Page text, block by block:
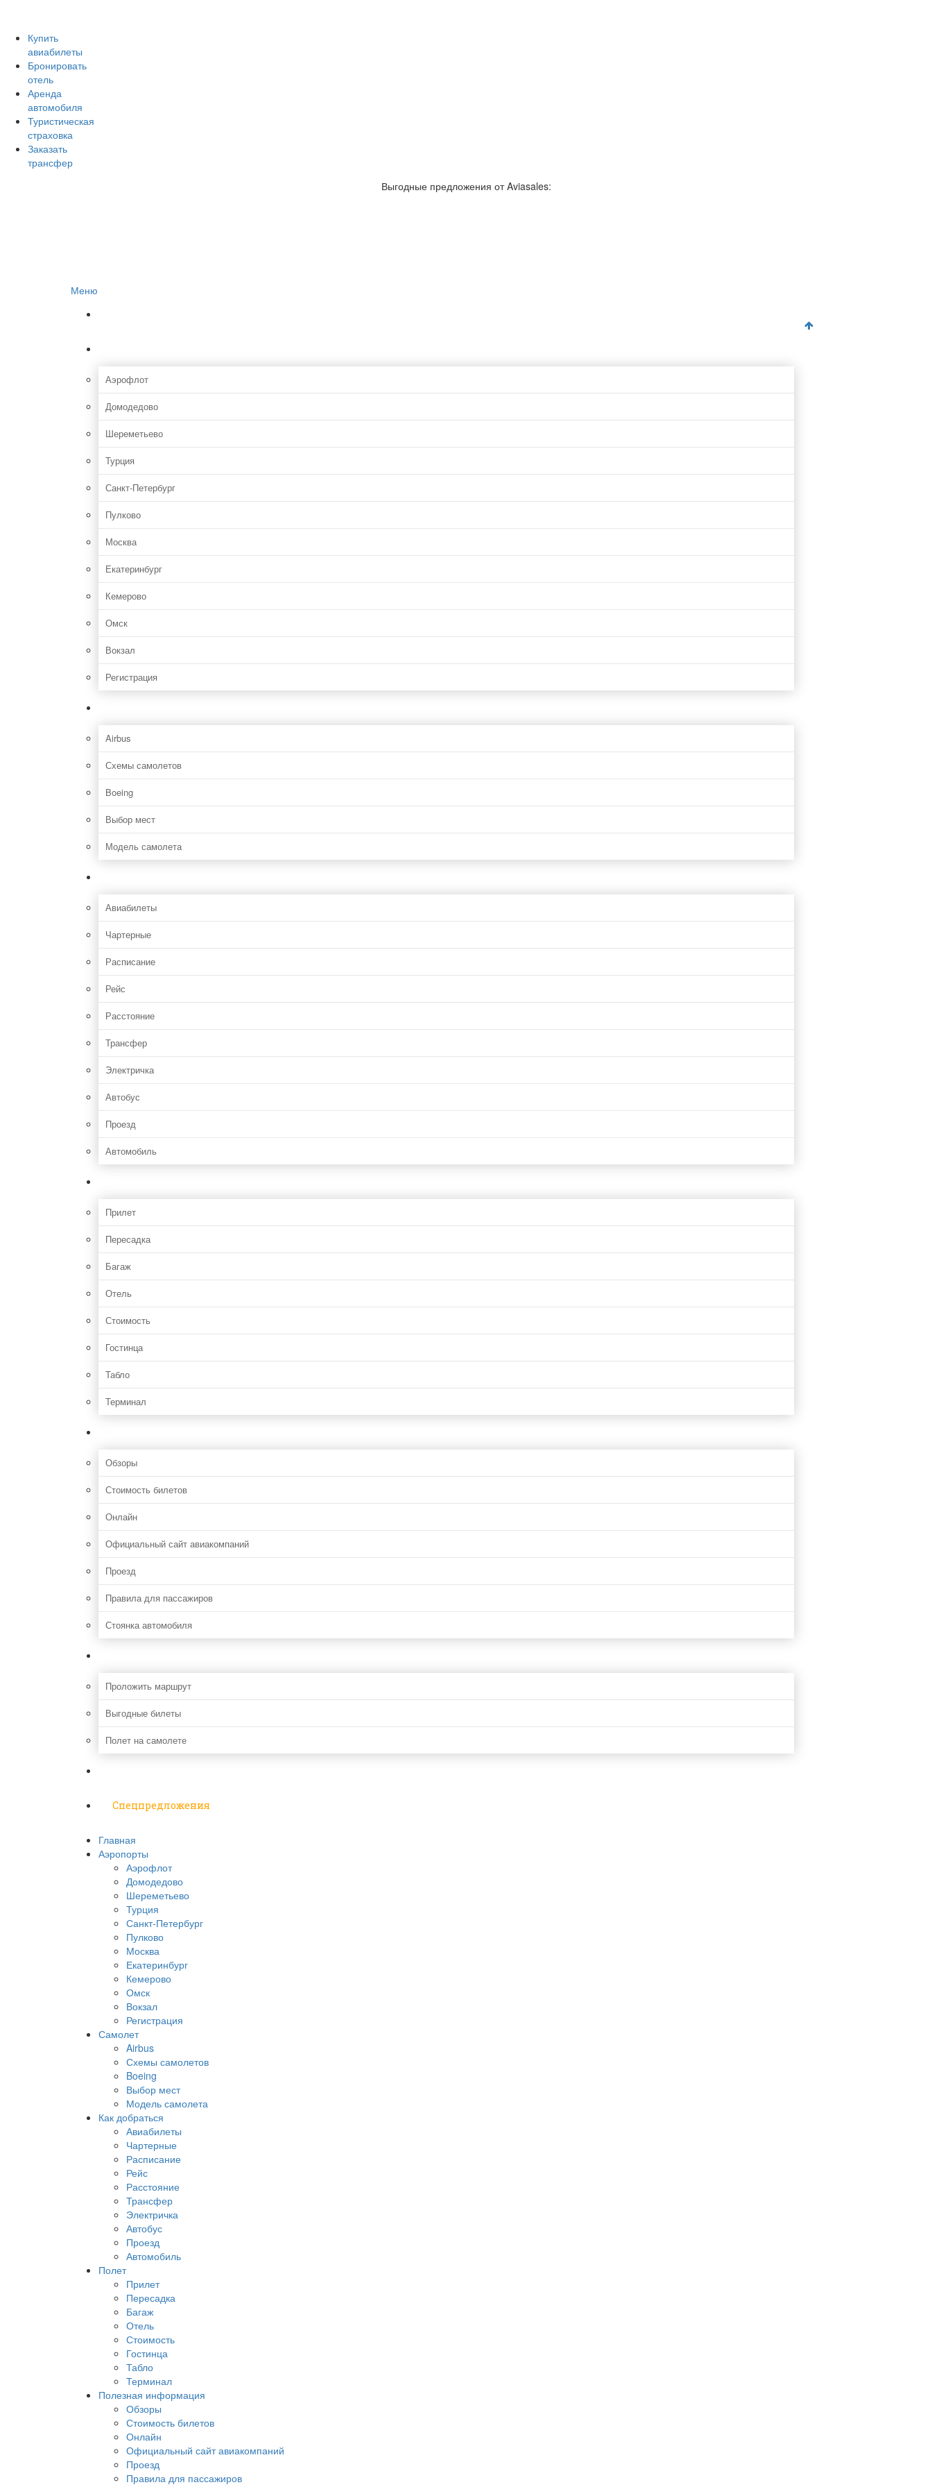
Купить
авиабилеты
Бронировать
отель
Аренда
автомобиля
Туристическая
страховка
Заказать
трансфер
Выгодные предложения от Aviasales:
Меню
Аэрофлот
Домодедово
Шереметьево
Турция
Санкт-Петербург
Пулково
Москва
Екатеринбург
Кемерово
Омск
Вокзал
Регистрация
Airbus
Схемы самолетов
Boeing
Выбор мест
Модель самолета
Авиабилеты
Чартерные
Расписание
Рейс
Расстояние
Трансфер
Электричка
Автобус
Проезд
Автомобиль
Прилет
Пересадка
Багаж
Отель
Стоимость
Гостинца
Табло
Терминал
Обзоры
Стоимость билетов
Онлайн
Официальный сайт авиакомпаний
Проезд
Правила для пассажиров
Стоянка автомобиля
Проложить маршрут
Выгодные билеты
Полет на самолете
Спецпредложения
Главная
Аэропорты
Аэрофлот
Домодедово
Шереметьево
Турция
Санкт-Петербург
Пулково
Москва
Екатеринбург
Кемерово
Омск
Вокзал
Регистрация
Самолет
Airbus
Схемы самолетов
Boeing
Выбор мест
Модель самолета
Как добраться
Авиабилеты
Чартерные
Расписание
Рейс
Расстояние
Трансфер
Электричка
Автобус
Проезд
Автомобиль
Полет
Прилет
Пересадка
Багаж
Отель
Стоимость
Гостинца
Табло
Терминал
Полезная информация
Обзоры
Стоимость билетов
Онлайн
Официальный сайт авиакомпаний
Проезд
Правила для пассажиров